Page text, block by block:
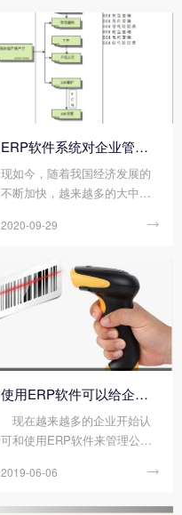
方便。但是，也有不少的朋友
对于erp软件并不是特别了解，
对它的认识也不够深。那么erp
软件是什么意思?下面顺景软件
小编为您介绍：
ERP软件系统对企业管理的重要吗?
现如今，随着我国经济发展的
不断加快，越来越多的大中小
涌现出来。然而企业的增多，
加大，若一个企业想提高自身
的竞争实力，必须积极提高自
身的管理水平。而运用ERP软
件系统，就是目前一种有效的
提高企业管理水平的方式。那
么ERP软件系统对企业管理的
重要吗?下面顺景软件小编为您
介绍。
2020-09-29 
使用ERP软件可以给企业带来的益处有哪些
现在越来越多的企业开始认
可和使用ERP软件来管理公
润，把运营成本降低，加强供
2019-06-06 